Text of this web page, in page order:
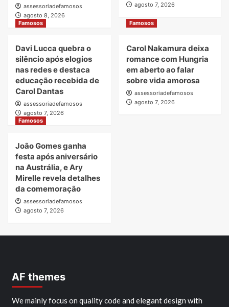
assessoriadefamosos
agosto 8, 2026
agosto 7, 2026
Famosos
Davi Lucca quebra o
silêncio após elogios
nas redes e destaca
educação recebida de
Carol Dantas
assessoriadefamosos
agosto 7, 2026
Famosos
Carol Nakamura deixa
romance com Hungria
em aberto ao falar
sobre vida amorosa
assessoriadefamosos
agosto 7, 2026
Famosos
João Gomes ganha
festa após aniversário
na Austrália, e Ary
Mirelle revela detalhes
da comemoração
assessoriadefamosos
agosto 7, 2026
AF themes
We mainly focus on quality code and elegant design with